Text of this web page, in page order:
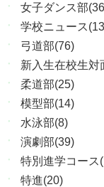
女子ダンス部
学校ニュース
弓道部(76)
新入生在校生対
柔道部(25)
模型部(14)
水泳部(8)
演劇部(39)
特別進学コース
特進(20)